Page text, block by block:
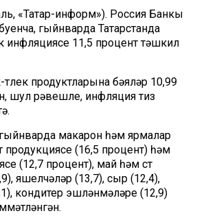
«Татар-информ»). Россия Банкы
гыйнварда Татарстанда
инфляциясе 11,5 процент тәшкил
продуктларына бәяләр 10,99
шул рәвешле, инфляция тиз
макарон һәм ярмалар
продукциясе (16,5 процент) һәм
(12,7 процент), май һәм сөт
яшелчәләр (13,7), сыр (12,4),
кондитер эшләнмәләре (12,9)